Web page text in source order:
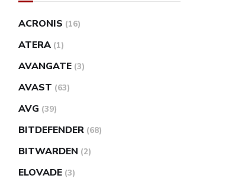
ACRONIS (16)
ATERA (1)
AVANGATE (3)
AVAST (63)
AVG (39)
BITDEFENDER (68)
BITWARDEN (2)
ELOVADE (3)